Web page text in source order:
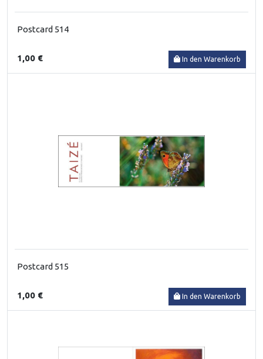
Postcard 514
1,00 € In den Warenkorb
Postcard 515
1,00 € In den Warenkorb